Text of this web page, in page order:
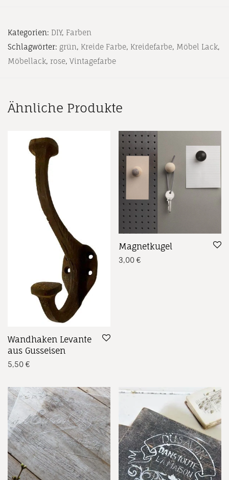
Kategorien: DIY, Farben
Schlagwörter: grün, Kreide Farbe, Kreidefarbe, Möbel Lack,
Möbellack, rose, Vintagefarbe
Ähnliche Produkte
Wandhaken Levante
aus Gusseisen
5,50 €
Magnetkugel
3,00 €